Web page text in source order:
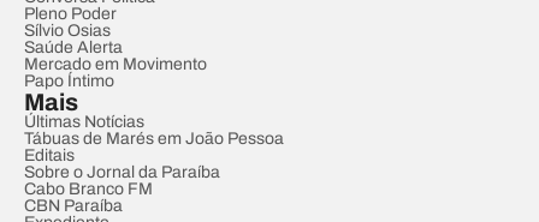
Pleno Poder
Sílvio Osias
Saúde Alerta
Mercado em Movimento
Papo Íntimo
Mais
Últimas Notícias
Tábuas de Marés em João Pessoa
Editais
Sobre o Jornal da Paraíba
Cabo Branco FM
CBN Paraíba